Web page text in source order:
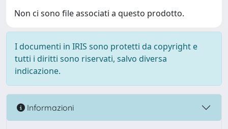
Non ci sono file associati a questo prodotto.
I documenti in IRIS sono protetti da copyright e
tutti i diritti sono riservati, salvo diversa
indicazione.
Informazioni